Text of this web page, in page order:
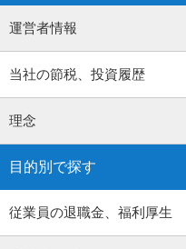
運営者情報
当社の節税、投資履歴
理念
目的別で探す
従業員の退職金、福利厚生